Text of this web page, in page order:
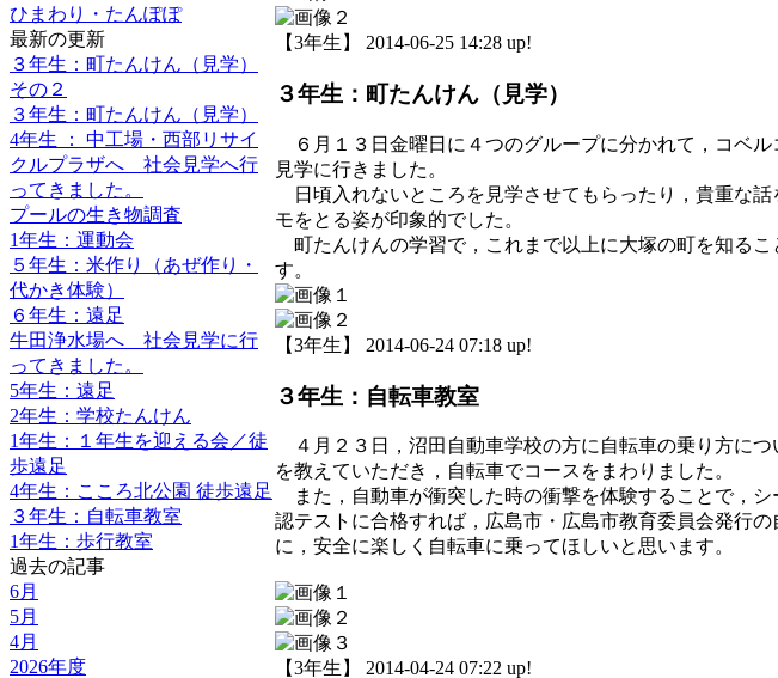
ひまわり・たんぽぽ
最新の更新
３年生：町たんけん（見学）
その２
３年生：町たんけん（見学）
4年生 ： 中工場・西部リサイ
クルプラザへ 社会見学へ行
ってきました。
プールの生き物調査
1年生：運動会
５年生：米作り（あぜ作り・
代かき体験）
６年生：遠足
牛田浄水場へ 社会見学に行
ってきました。
5年生：遠足
2年生：学校たんけん
1年生：１年生を迎える会／徒
歩遠足
4年生：こころ北公園 徒歩遠足
３年生：自転車教室
1年生：歩行教室
過去の記事
6月
5月
4月
2026年度
【3年生】 2014-06-25 14:28 up!
３年生：町たんけん（見学）
６月１３日金曜日に４つのグループに分かれて，コベ
見学に行きました。
日頃入れないところを見学させてもらったり，貴重な
モをとる姿が印象的でした。
町たんけんの学習で，これまで以上に大塚の町を知る
す。
【3年生】 2014-06-24 07:18 up!
３年生：自転車教室
４月２３日，沼田自動車学校の方に自転車の乗り方に
を教えていただき，自転車でコースをまわりました。
また，自動車が衝突した時の衝撃を体験することで，
認テストに合格すれば，広島市・広島市教育委員会発行
に，安全に楽しく自転車に乗ってほしいと思います。
【3年生】 2014-04-24 07:22 up!